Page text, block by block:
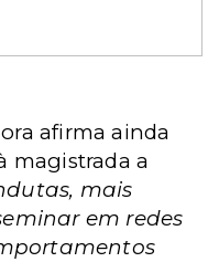
afirma ainda
magistrada a
mais
em redes